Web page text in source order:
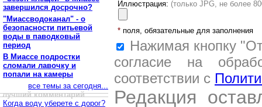
завершился досрочно?
"Миассводоканал" - о
безопасности питьевой
воды в паводковый
период
В Миассе подростки
сломали лавочку и
попали на камеры
все темы за сегодня...
лучший комментарий
Когда воду уберете с дорог?
Иллюстрация: (только JPG, не более
* поля, обязательные для заполнения
Нажимая кнопку
согласие на
соответствии с
Редакция